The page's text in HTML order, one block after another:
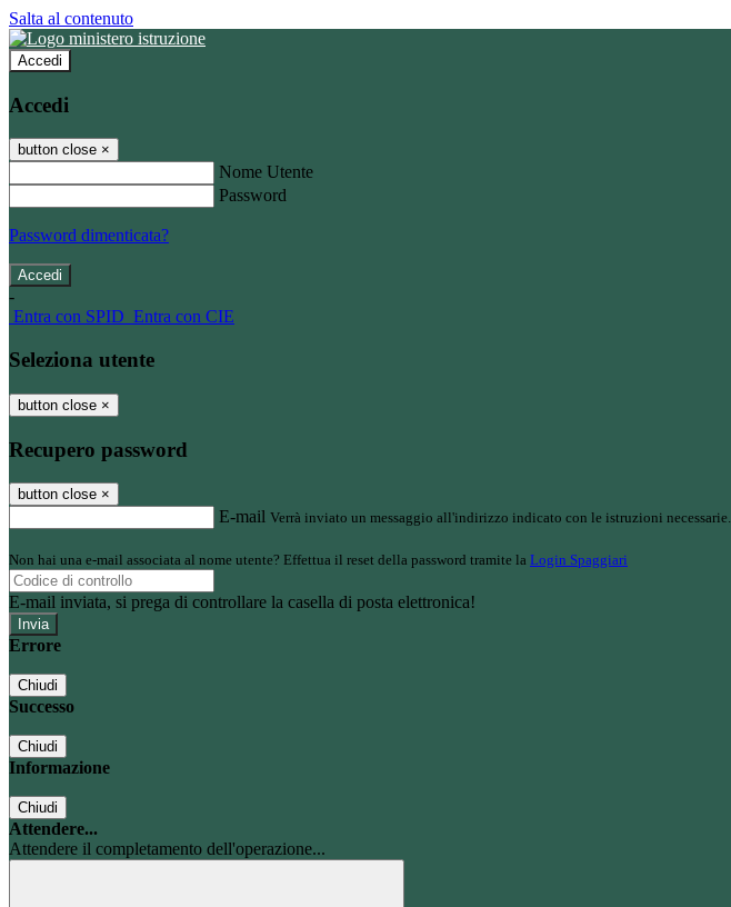
Salta al contenuto
Accedi
Accedi
button close ×
Nome Utente
Password
Password dimenticata?
-
Entra con SPID Entra con CIE
Seleziona utente
button close ×
Recupero password
button close ×
E-mail Verrà inviato un messaggio all'indirizzo indicato con le istruzioni necessarie.
Non hai una e-mail associata al nome utente? Effettua il reset della password tramite la Login Spaggiari
E-mail inviata, si prega di controllare la casella di posta elettronica!
Errore
Chiudi
Successo
Chiudi
Informazione
Chiudi
Attendere...
Attendere il completamento dell'operazione...